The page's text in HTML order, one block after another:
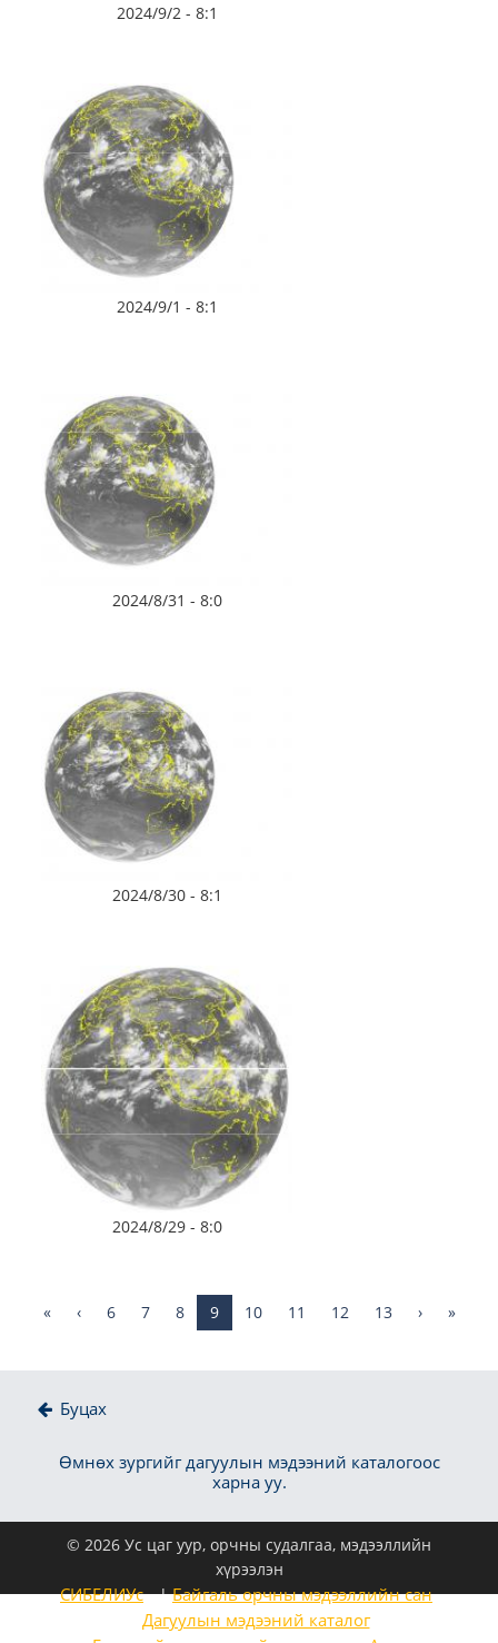
2024/9/2 - 8:1
2024/9/1 - 8:1
2024/8/31 - 8:0
2024/8/30 - 8:1
2024/8/29 - 8:0
« ‹ 6 7 8 9 10 11 12 13 › »
Буцах
Өмнөх зургийг дагуулын мэдээний каталогоос
харна уу.
© 2026 Ус цаг уур, орчны судалгаа, мэдээллийн
хүрээлэн
СИБЕЛИУс
Байгаль орчны мэдээллийн сан
Дагуулын мэдээний каталог